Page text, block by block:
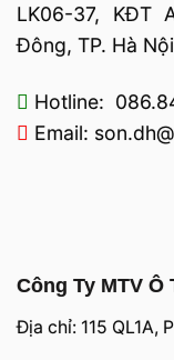
LK06-37, KĐT
Đông, TP. Hà Nội
Hotline:
Email:
Công Ty MTV
Địa chỉ: 115 QL1A,